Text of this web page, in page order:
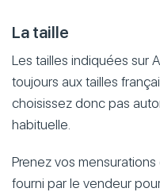
La taille
Les tailles indiquées sur
toujours aux tailles
choisissez donc pas
habituelle.
Prenez vos
fourni par le vendeur